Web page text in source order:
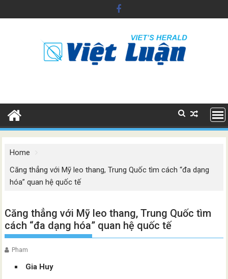
to
Home
Căng thẳng với Mỹ leo thang, Trung Quốc tìm cách “đa dạng
hóa” quan hệ quốc tế
Căng thẳng với Mỹ leo thang, Trung Quốc tìm
cách “đa dạng hóa” quan hệ quốc tế
Pham
Gia Huy